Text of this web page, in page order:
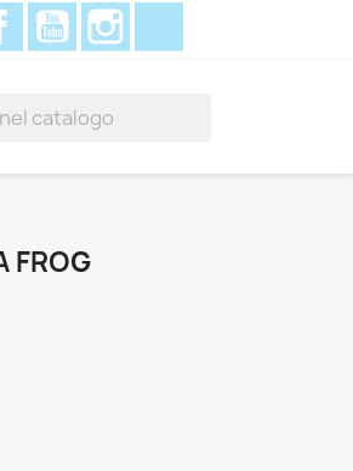
FacebookYouTube
FROG